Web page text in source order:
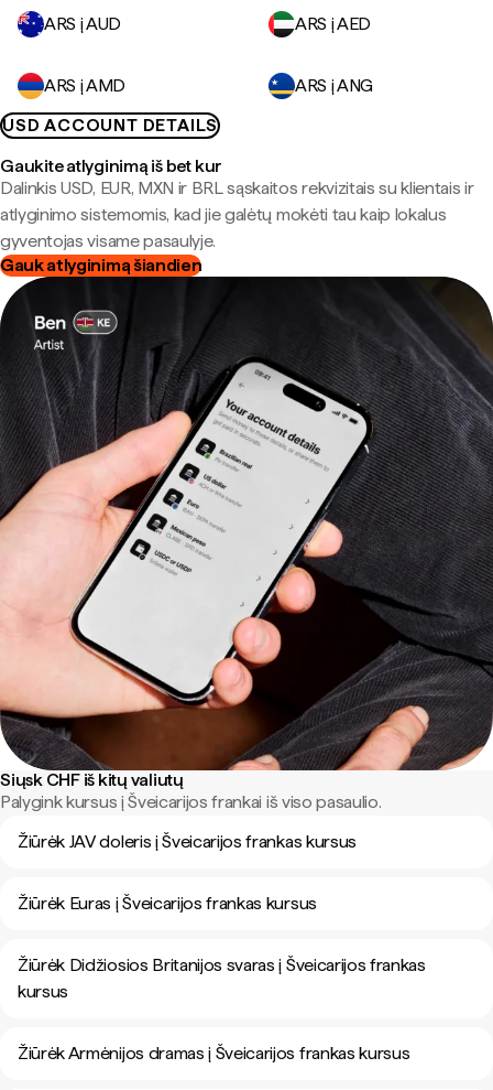
ARS į AUD ARS į AED
ARS į AMD
ARS į ANG
USD ACCOUNT DETAILS
Gaukite atlyginimą iš bet kur
Dalinkis USD, EUR, MXN ir BRL sąskaitos rekvizitais su klientais ir
atlyginimo sistemomis, kad jie galėtų mokėti tau kaip lokalus
gyventojas visame pasaulyje.
Gauk atlyginimą šiandien
Siųsk CHF iš kitų valiutų
Palygink kursus į Šveicarijos frankai iš viso pasaulio.
Žiūrėk JAV doleris į Šveicarijos frankas kursus
Žiūrėk Euras į Šveicarijos frankas kursus
Žiūrėk Didžiosios Britanijos svaras į Šveicarijos frankas
kursus
Žiūrėk Armėnijos dramas į Šveicarijos frankas kursus